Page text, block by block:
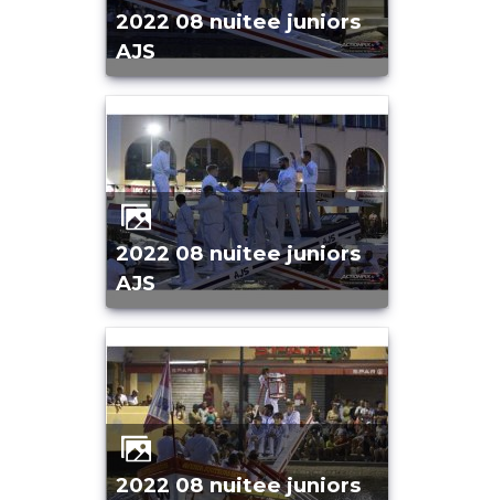
2022 08 nuitee juniors
AJS
2022 08 nuitee juniors
AJS
2022 08 nuitee juniors